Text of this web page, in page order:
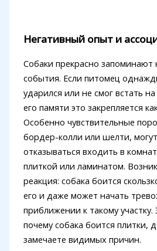
Негативный опыт и
Собаки прекрасно запоминают
события. Если питомец
ударился или не смог встать
его памяти это закрепляется
Особенно чувствительные
бордер-колли или шелти,
отказываться входить в
плиткой или ламинатом.
реакция: собака боится
его и даже может начать
приближении к такому
почему собака боится плитки,
замечаете видимых причин.